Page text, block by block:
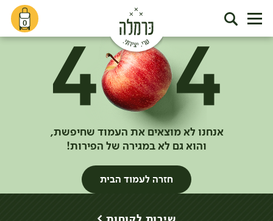
0
אנחנו לא מוצאים את העמוד שחיפשת,
והוא גם לא במגירה של הפירות!
חזרה לעמוד הבית